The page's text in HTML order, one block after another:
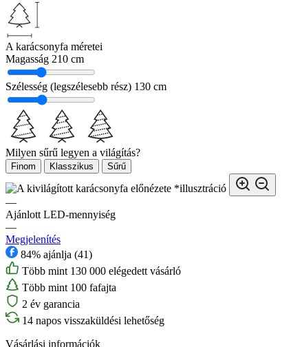
A karácsonyfa méretei
Magasság 210 cm
Szélesség (legszélesebb rész) 130 cm
Milyen sűrű legyen a világítás?
Finom Klasszikus Sűrű
*illusztráció
—
Ajánlott LED-mennyiség
—
Megjelenítés
84% ajánlja (41)
Több mint 130 000 elégedett vásárló
Több mint 100 fafajta
2 év garancia
14 napos visszaküldési lehetőség
Vásárlási információk